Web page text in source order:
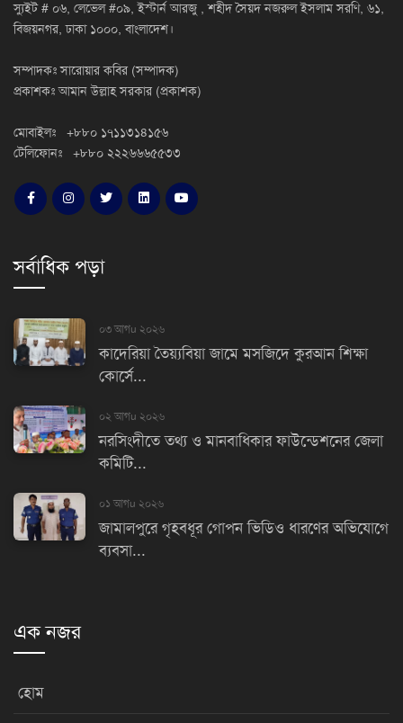
স্যুইট # ০৬, লেভেল #০৯, ইস্টার্ন আরজু , শহীদ সৈয়দ নজরুল ইসলাম সরণি, ৬১,
বিজয়নগর, ঢাকা ১০০০, বাংলাদেশ।
সম্পাদকঃ সারোয়ার কবির (সম্পাদক)
প্রকাশকঃ আমান উল্লাহ সরকার (প্রকাশক)
মোবাইলঃ +৮৮০ ১৭১১৩১৪১৫৬
টেলিফোনঃ +৮৮০ ২২২৬৬৬৫৫৩৩
সর্বাধিক পড়া
০৩ আগu ২০২৬
কাদেরিয়া তৈয়্যবিয়া জামে মসজিদে কুরআন শিক্ষা
কোর্সে...
০২ আগu ২০২৬
নরসিংদীতে তথ্য ও মানবাধিকার ফাউন্ডেশনের জেলা
কমিটি...
০১ আগu ২০২৬
জামালপুরে গৃহবধূর গোপন ভিডিও ধারণের অভিযোগে
ব্যবসা...
এক নজর
হোম